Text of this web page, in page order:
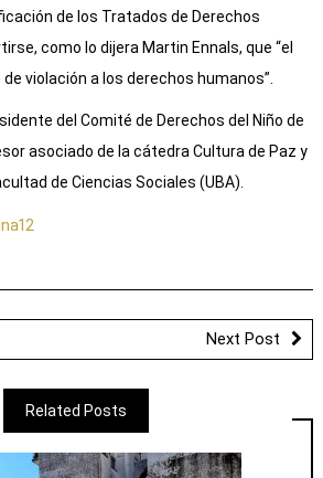
de los Tratados de Derechos
como lo dijera Martin Ennals, que “el
violación a los derechos humanos”.
del Comité de Derechos del Niño de
asociado de la cátedra Cultura de Paz y
de Ciencias Sociales (UBA).
Next Post
Related Posts